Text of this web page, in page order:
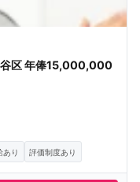
谷区 年俸15,000,000
あり 評価制度あり